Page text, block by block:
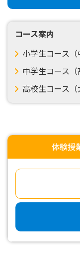
コース案内
小学生コース（
中学生コース（
高校生コース（
体験授